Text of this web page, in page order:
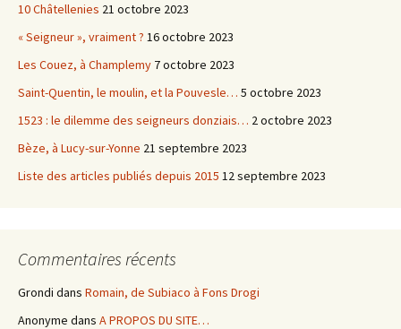
10 Châtellenies 21 octobre 2023
« Seigneur », vraiment ? 16 octobre 2023
Les Couez, à Champlemy 7 octobre 2023
Saint-Quentin, le moulin, et la Pouvesle… 5 octobre 2023
1523 : le dilemme des seigneurs donziais… 2 octobre 2023
Bèze, à Lucy-sur-Yonne 21 septembre 2023
Liste des articles publiés depuis 2015 12 septembre 2023
Commentaires récents
Grondi dans Romain, de Subiaco à Fons Drogi
Anonyme dans A PROPOS DU SITE…